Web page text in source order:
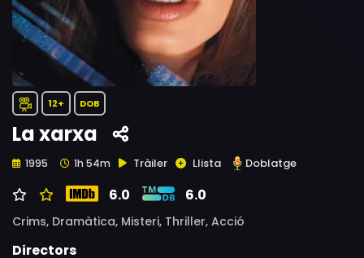
12+ DOB
La xarxa
1995 1h 54m Tràiler Llista Doblatge
6.0 6.0
Crims, Dramàtica, Misteri, Thriller, Acció
Directors